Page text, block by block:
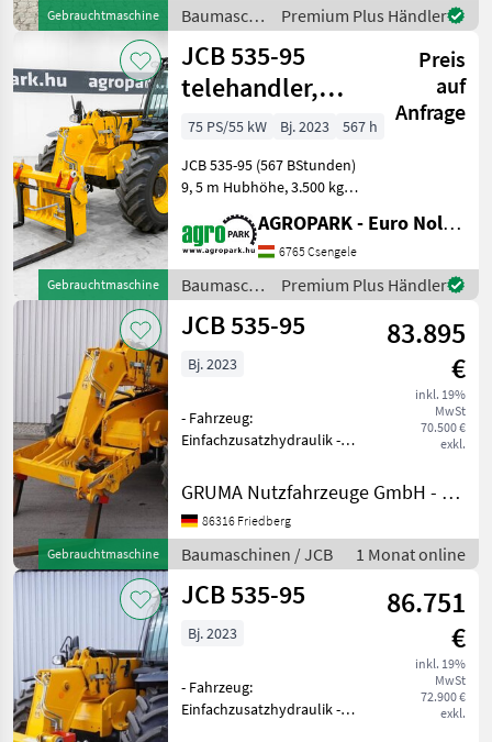
Bautechnik
5
MARKTPLATZ
Marktplatz Händlerangebote Kleinanzeigen
Gebrauchtmaschine
Ankauf - Verkau
Baumaschinen
/ JCB
Premium Plus Händler
Gebrauchtmaschine
JCB 535-95
telehandler,
Joystick,
Powershift, air
co
Preis
auf
Anfrage
75 PS/55 kW Bj. 2023
567 h
JCB 535-95 (567 BStunden)
9, 5 m Hubhöhe, 3.500 kg
Powershift, Klimaanlage, Q-
fit, Palettengabeln,
MAXTRAC Baujahr: 2023
Motorstunden: 567 M
AGROPARK - Euro Noliker Kft.
6765 Csengele
Baumaschinen
/ JCB
Premium Plus Händler
Gebrauchtmaschine
JCB 535-95
83.895
€
inkl. 19%
MwSt
70.500 €
exkl.
Bj. 2023
- Fahrzeug:
Einfachzusatzhydraulik -
Einfachzusatzhydraulik -
Gabelträger - JCB Qfit 1230
mm breit - Vollkabine, Türe
links geteilt - Bauhöhe
durch Fahrersch
GRUMA Nutzfahrzeuge GmbH - Staplertechnik
86316 Friedberg
Baumaschinen / JCB 1 Monat online
JCB 535-95
86.751
€
inkl. 19%
MwSt
72.900 €
exkl.
Bj. 2023
- Fahrzeug:
Einfachzusatzhydraulik -